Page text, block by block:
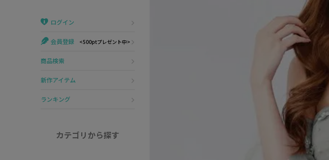
GLAMOROUS
ログイン
会員登録 <500ptプレゼント中>
商品検索
新作アイテム
ランキング
カテゴリから探す